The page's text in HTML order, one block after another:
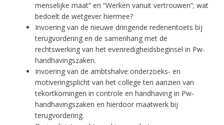
menselijke maat” en “Werken vanuit vertrouwen”; wat
bedoelt de wetgever hiermee?
Invoering van de nieuwe dringende redenentoets bij
terugvordering en de samenhang met de
rechtswerking van het evenredigheidsbeginsel in Pw-
handhavingszaken.
Invoering van de ambtshalve onderzoeks- en
motiveringsplicht van het college ten aanzien van
tekortkomingen in controle en handhaving in Pw-
handhavingszaken en hierdoor maatwerk bij
terugvordering.